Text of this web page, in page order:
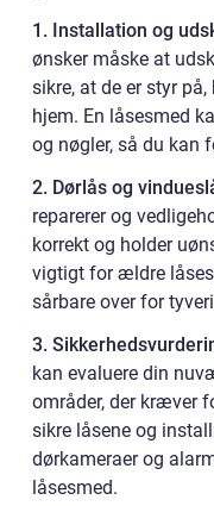
1. Installation og
ønsker måske at
sikre, at de er styr
hjem. En låsesmed
og nøgler, så du kan
2. Dørlås og
reparerer og
korrekt og holder
vigtigt for ældre
sårbare over for
3.
kan evaluere din
områder, der kræver
sikre låsene og
dørkameraer og
låsesmed.